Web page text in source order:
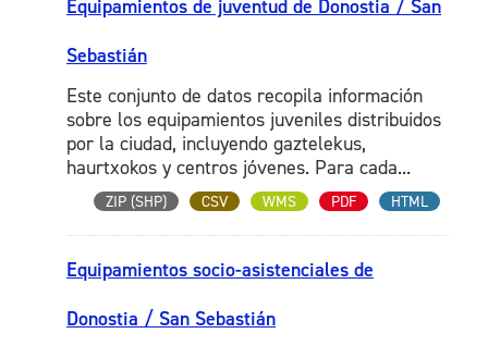
Equipamientos de juventud de Donostia / San
Sebastián
Este conjunto de datos recopila información
sobre los equipamientos juveniles distribuidos
por la ciudad, incluyendo gaztelekus,
haurtxokos y centros jóvenes. Para cada...
ZIP (SHP) CSV WMS PDF HTML
Equipamientos socio-asistenciales de
Donostia / San Sebastián